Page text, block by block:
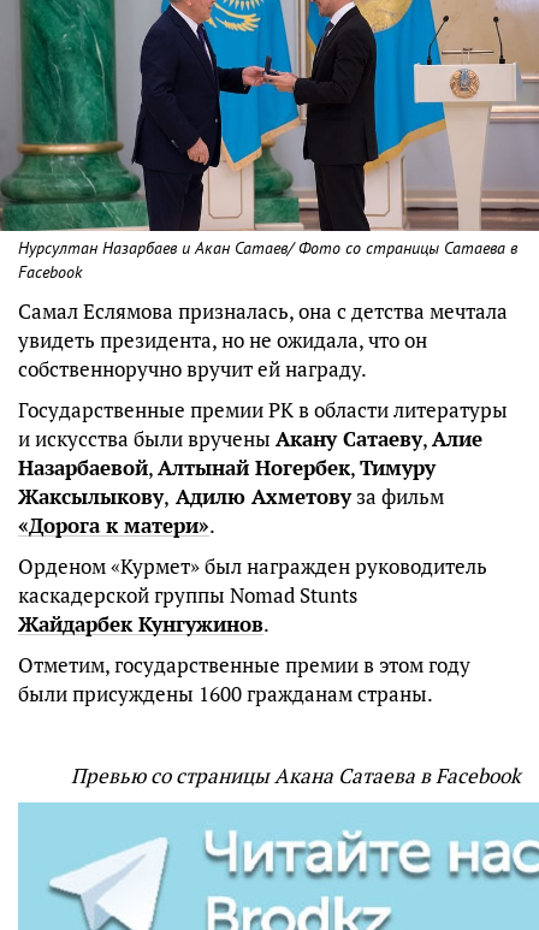
Нурсултан Назарбаев и Акан Сатаев/ Фото со страницы Сатаева в
Facebook
Самал Еслямова призналась, она с детства мечтала
увидеть президента, но не ожидала, что он
собственноручно вручит ей награду.
Государственные премии РК в области литературы
и искусства были вручены Акану Сатаеву,Алие
Назарбаевой,Алтынай Ногербек,Тимуру
Жаксылыкову, Адилю Ахметовуза фильм
«Дорога к матери».
Орденом «Курмет» был награжден руководитель
каскадерской группы Nomad Stunts
Жайдарбек Кунгужинов.
Отметим, государственные премии в этом году
были присуждены 1600 гражданам страны.
Превью со страницы Акана Сатаева в Facebook